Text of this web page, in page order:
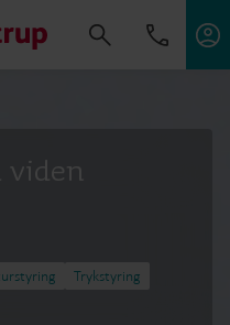
viden
Trykstyring